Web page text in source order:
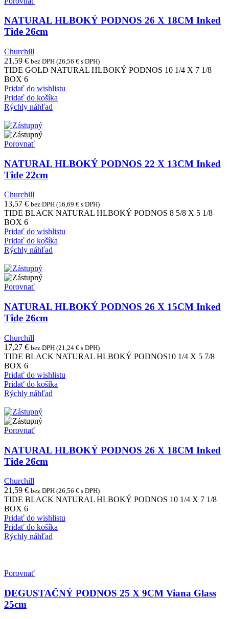
NATURAL HLBOKÝ PODNOS 26 X 18CM Inked
Tide 26cm
Churchill
21,59 € bez DPH (26,56 € s DPH)
TIDE GOLD NATURAL HLBOKÝ PODNOS 10 1/4 X 7 1/8
BOX 6
Pridať do wishlistu
Pridať do košíka
Rýchly náhľad
Porovnať
NATURAL HLBOKÝ PODNOS 22 X 13CM Inked
Tide 22cm
Churchill
13,57 € bez DPH (16,69 € s DPH)
TIDE BLACK NATURAL HLBOKÝ PODNOS 8 5/8 X 5 1/8
BOX 6
Pridať do wishlistu
Pridať do košíka
Rýchly náhľad
Porovnať
NATURAL HLBOKÝ PODNOS 26 X 15CM Inked
Tide 26cm
Churchill
17,27 € bez DPH (21,24 € s DPH)
TIDE BLACK NATURAL HLBOKÝ PODNOS10 1/4 X 5 7/8
BOX 6
Pridať do wishlistu
Pridať do košíka
Rýchly náhľad
Porovnať
NATURAL HLBOKÝ PODNOS 26 X 18CM Inked
Tide 26cm
Churchill
21,59 € bez DPH (26,56 € s DPH)
TIDE BLACK NATURAL HLBOKÝ PODNOS 10 1/4 X 7 1/8
BOX 6
Pridať do wishlistu
Pridať do košíka
Rýchly náhľad
Porovnať
DEGUSTAČNÝ PODNOS 25 X 9CM Viana Glass
25cm